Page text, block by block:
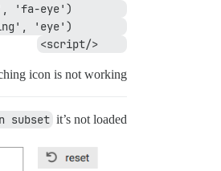
icon is not working.
subset it’s not loaded: